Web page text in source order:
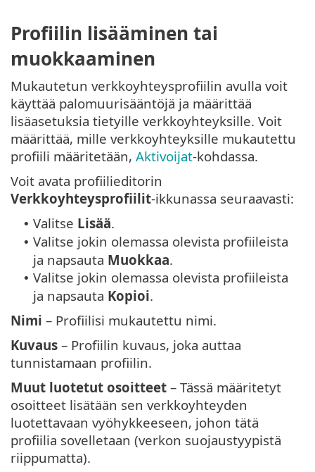
Profiilin lisääminen tai
muokkaaminen
Mukautetun verkkoyhteysprofiilin avulla voit
käyttää palomuurisääntöjä ja määrittää
lisäasetuksia tietyille verkkoyhteyksille. Voit
määrittää, mille verkkoyhteyksille mukautettu
profiili määritetään, Aktivoijat-kohdassa.
Voit avata profiilieditorin
Verkkoyhteysprofiilit-ikkunassa seuraavasti:
• Valitse Lisää.
• Valitse jokin olemassa olevista profiileista
ja napsauta Muokkaa.
• Valitse jokin olemassa olevista profiileista
ja napsauta Kopioi.
Nimi – Profiilisi mukautettu nimi.
Kuvaus – Profiilin kuvaus, joka auttaa
tunnistamaan profiilin.
Muut luotetut osoitteet – Tässä määritetyt
osoitteet lisätään sen verkkoyhteyden
luotettavaan vyöhykkeeseen, johon tätä
profiilia sovelletaan (verkon suojaustyypistä
riippumatta).